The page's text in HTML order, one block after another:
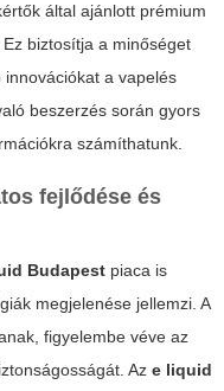
által ajánlott prémium
biztosítja a minőséget
a vapelés
beszerzés során gyors
számíthatunk.
fejlődése és
Budapest piaca is
megjelenése jellemzi. A
figyelembe véve az
Az e liquid